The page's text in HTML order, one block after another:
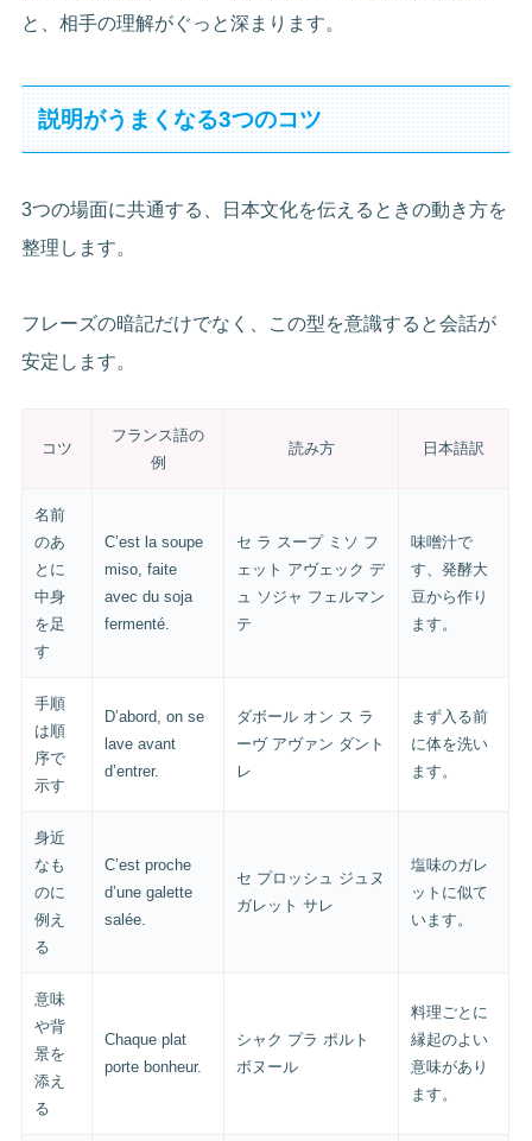
と、相手の理解がぐっと深まります。
説明がうまくなる3つのコツ
3つの場面に共通する、日本文化を伝えるときの動き方を
整理します。
フレーズの暗記だけでなく、この型を意識すると会話が
安定します。
コツ
フランス語の
例
読み方 日本語訳
名前
のあ
とに
中身
を足
す
C’est la soupe
miso, faite
avec du soja
fermenté.
セ ラ スープ ミソ フ
ェット アヴェック デ
ュ ソジャ フェルマン
テ
味噌汁で
す、発酵大
豆から作り
ます。
手順
は順
序で
示す
D’abord, on se
lave avant
d’entrer.
ダボール オン ス ラ
ーヴ アヴァン ダント
レ
まず入る前
に体を洗い
ます。
身近
なも
のに
例え
る
C’est proche
d’une galette
salée.
セ プロッシュ ジュヌ
ガレット サレ
塩味のガレ
ットに似て
います。
意味
や背
景を
添え
る
Chaque plat
porte bonheur.
シャク プラ ポルト
ボヌール
料理ごとに
縁起のよい
意味があり
ます。